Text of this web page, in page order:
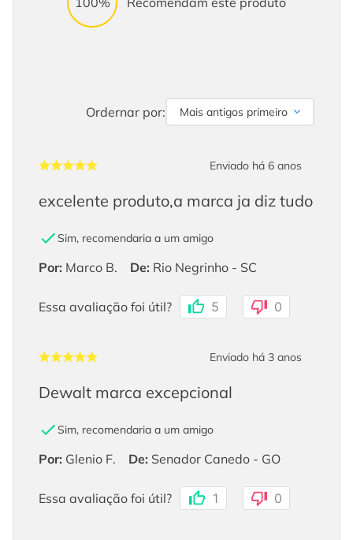
Ordernar por: Mais antigos primeiro
Enviado há 6 anos
excelente produto,a marca ja diz tudo
Sim, recomendaria a um amigo
Por: Marco B. De: Rio Negrinho - SC
Essa avaliação foi útil? 5 0
Enviado há 3 anos
Dewalt marca excepcional
Sim, recomendaria a um amigo
Por: Glenio F. De: Senador Canedo - GO
Essa avaliação foi útil? 1 0